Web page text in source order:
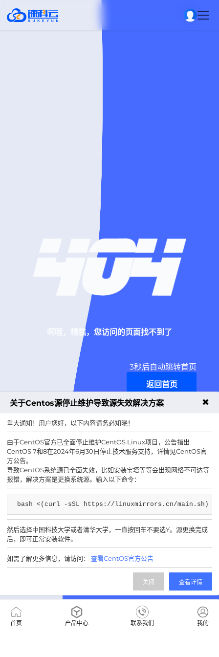
啊哦，糟糕，您访问的页面找不到了
2秒后自动跳转首页
返回首页
首页 产品中心 联系我们 我的
关于Centos源停止维护导致源失效解决方案 ✖
重大通知！用户您好，以下内容请务必知晓！
由于CentOS官方已全面停止维护CentOS Linux项目，公告指出
CentOS 7和8在2024年6月30日停止技术服务支持，详情见CentOS官
方公告。
导致CentOS系统源已全面失效，比如安装宝塔等等会出现网络不可达等
报错，解决方案是更换系统源。输入以下命令：
bash <(curl -sSL https://linuxmirrors.cn/main.sh)
然后选择中国科技大学或者清华大学，一直按回车不要选Y。源更换完成
后，即可正常安装软件。
如需了解更多信息，请访问： 查看CentOS官方公告
查看详情
关闭